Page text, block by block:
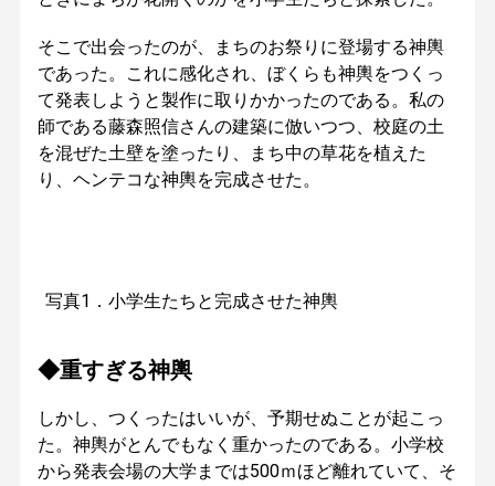
そこで出会ったのが、まちのお祭りに登場する神輿
であった。これに感化され、ぼくらも神輿をつくっ
て発表しようと製作に取りかかったのである。私の
師である藤森照信さんの建築に倣いつつ、校庭の土
を混ぜた土壁を塗ったり、まち中の草花を植えた
り、ヘンテコな神輿を完成させた。
写真1．小学生たちと完成させた神輿
◆重すぎる神輿
しかし、つくったはいいが、予期せぬことが起こっ
た。神輿がとんでもなく重かったのである。小学校
から発表会場の大学までは500ｍほど離れていて、そ